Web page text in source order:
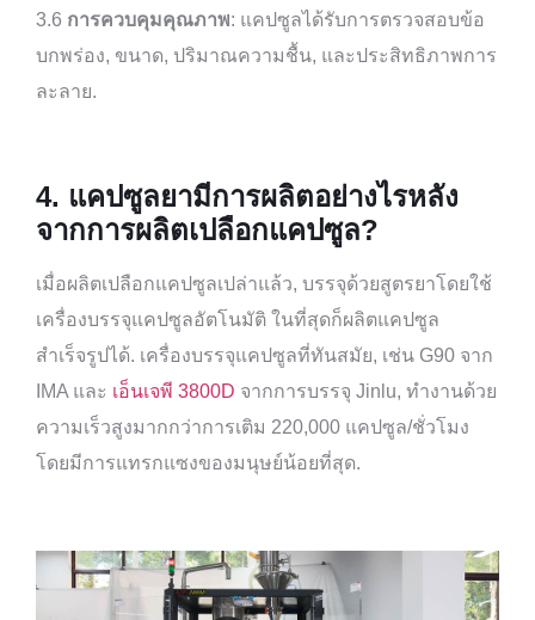
3.6 การควบคุมคุณภาพ: แคปซูลได้รับการตรวจสอบข้อ
บกพร่อง, ขนาด, ปริมาณความชื้น, และประสิทธิภาพการ
ละลาย.
4. แคปซูลยามีการผลิตอย่างไรหลัง
จากการผลิตเปลือกแคปซูล?
เมื่อผลิตเปลือกแคปซูลเปล่าแล้ว, บรรจุด้วยสูตรยาโดยใช้
เครื่องบรรจุแคปซูลอัตโนมัติ ในที่สุดก็ผลิตแคปซูล
สำเร็จรูปได้. เครื่องบรรจุแคปซูลที่ทันสมัย, เช่น G90 จาก
IMA และ เอ็นเจพี 3800D จากการบรรจุ Jinlu, ทำงานด้วย
ความเร็วสูงมากกว่าการเติม 220,000 แคปซูล/ชั่วโมง
โดยมีการแทรกแซงของมนุษย์น้อยที่สุด.